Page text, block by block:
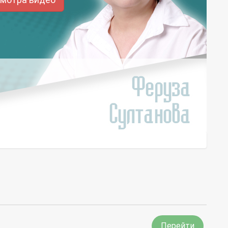
Перейти